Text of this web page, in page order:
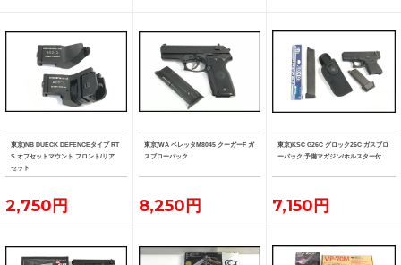
東京)NB DUECK DEFENCEタイプ RT
S オフセットマウント フロント/リア
セット
2,750円
東京)WA ベレッタM8045 クーガーF ガ
スブローバック
8,250円
東京)KSC G26C グロック26C ガスブロ
ーバック 予備マガジン/ホルスター付
7,150円